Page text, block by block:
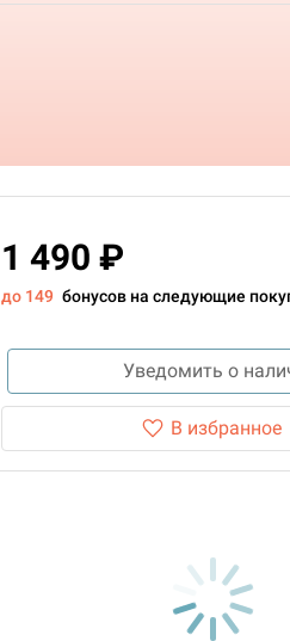
1 490 ₽
до 149 бонусов на следующие
Уведомить о
В избранное